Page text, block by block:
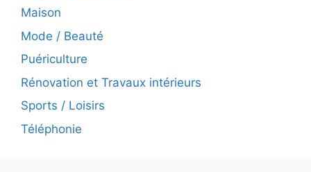
Maison
Mode / Beauté
Puériculture
Rénovation et Travaux intérieurs
Sports / Loisirs
Téléphonie